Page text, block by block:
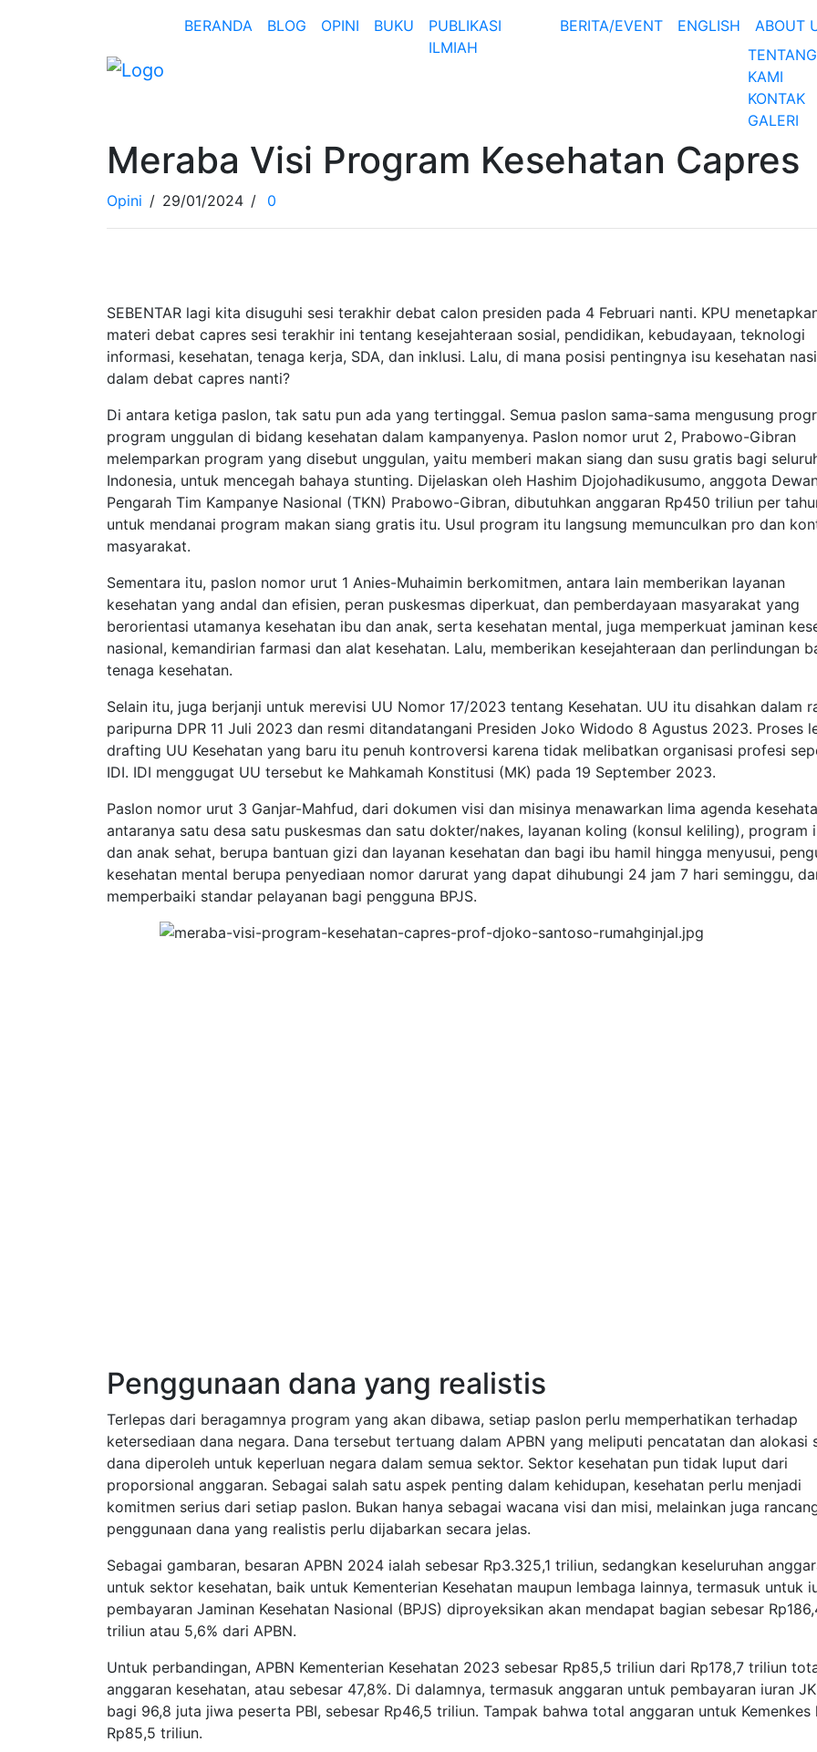
BERANDA BLOG OPINI BUKU
PUBLIKASI
ILMIAH
BERITA/EVENT ENGLISH
ABOUT
TENTANG
KAMI
KONTAK
GALERI
Meraba Visi Program Kesehatan Capres
Opini / 29/01/2024 / 0
SEBENTAR lagi kita disuguhi sesi terakhir debat calon presiden pada 4 Februari nanti. KPU
materi debat capres sesi terakhir ini tentang kesejahteraan sosial, pendidikan, kebudayaan, teknologi
informasi, kesehatan, tenaga kerja, SDA, dan inklusi. Lalu, di mana posisi pentingnya isu kesehatan
dalam debat capres nanti?
Di antara ketiga paslon, tak satu pun ada yang tertinggal. Semua paslon sama-sama mengusung
program unggulan di bidang kesehatan dalam kampanyenya. Paslon nomor urut 2, Prabowo-Gibran
melemparkan program yang disebut unggulan, yaitu memberi makan siang dan susu gratis bagi
Indonesia, untuk mencegah bahaya stunting. Dijelaskan oleh Hashim Djojohadikusumo, anggota
Pengarah Tim Kampanye Nasional (TKN) Prabowo-Gibran, dibutuhkan anggaran Rp450 triliun per
untuk mendanai program makan siang gratis itu. Usul program itu langsung memunculkan pro dan
masyarakat.
Sementara itu, paslon nomor urut 1 Anies-Muhaimin berkomitmen, antara lain memberikan layanan
kesehatan yang andal dan efisien, peran puskesmas diperkuat, dan pemberdayaan masyarakat yang
berorientasi utamanya kesehatan ibu dan anak, serta kesehatan mental, juga memperkuat jaminan
nasional, kemandirian farmasi dan alat kesehatan. Lalu, memberikan kesejahteraan dan perlindungan
tenaga kesehatan.
Selain itu, juga berjanji untuk merevisi UU Nomor 17/2023 tentang Kesehatan. UU itu disahkan dalam
paripurna DPR 11 Juli 2023 dan resmi ditandatangani Presiden Joko Widodo 8 Agustus 2023. Proses
drafting UU Kesehatan yang baru itu penuh kontroversi karena tidak melibatkan organisasi profesi
IDI. IDI menggugat UU tersebut ke Mahkamah Konstitusi (MK) pada 19 September 2023.
Paslon nomor urut 3 Ganjar-Mahfud, dari dokumen visi dan misinya menawarkan lima agenda
antaranya satu desa satu puskesmas dan satu dokter/nakes, layanan koling (konsul keliling), program
dan anak sehat, berupa bantuan gizi dan layanan kesehatan dan bagi ibu hamil hingga menyusui,
kesehatan mental berupa penyediaan nomor darurat yang dapat dihubungi 24 jam 7 hari seminggu,
memperbaiki standar pelayanan bagi pengguna BPJS.
Penggunaan dana yang realistis
Terlepas dari beragamnya program yang akan dibawa, setiap paslon perlu memperhatikan terhadap
ketersediaan dana negara. Dana tersebut tertuang dalam APBN yang meliputi pencatatan dan alokasi
dana diperoleh untuk keperluan negara dalam semua sektor. Sektor kesehatan pun tidak luput dari
proporsional anggaran. Sebagai salah satu aspek penting dalam kehidupan, kesehatan perlu menjadi
komitmen serius dari setiap paslon. Bukan hanya sebagai wacana visi dan misi, melainkan juga
penggunaan dana yang realistis perlu dijabarkan secara jelas.
Sebagai gambaran, besaran APBN 2024 ialah sebesar Rp3.325,1 triliun, sedangkan keseluruhan
untuk sektor kesehatan, baik untuk Kementerian Kesehatan maupun lembaga lainnya, termasuk untuk
pembayaran Jaminan Kesehatan Nasional (BPJS) diproyeksikan akan mendapat bagian sebesar
triliun atau 5,6% dari APBN.
Untuk perbandingan, APBN Kementerian Kesehatan 2023 sebesar Rp85,5 triliun dari Rp178,7 triliun
anggaran kesehatan, atau sebesar 47,8%. Di dalamnya, termasuk anggaran untuk pembayaran iuran
bagi 96,8 juta jiwa peserta PBI, sebesar Rp46,5 triliun. Tampak bahwa total anggaran untuk Kemenkes
Rp85,5 triliun.